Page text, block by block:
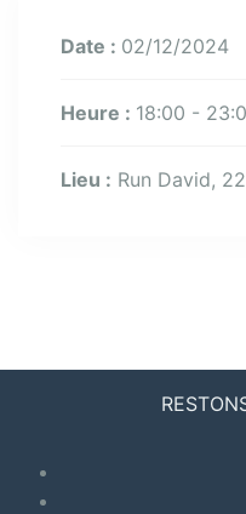
Date : 02/12/2024
Heure : 18:00 -
Lieu : Run David,